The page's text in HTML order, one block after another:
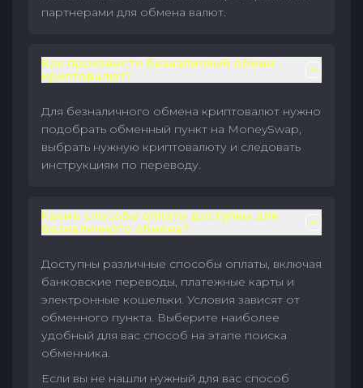
партнерами для обмена валют.
Как произвести безналичный обмен
криптовалют?
Для безналичного обмена криптовалют нужно
подобрать обменный пункт на MoneySwap,
выбрать нужную криптовалюту и следовать
инструкциям по переводу.
Какие способы оплаты доступны для
безналичного обмена?
Доступны различные способы оплаты, включая
банковские переводы, платежные карты и
электронные кошельки. Условия зависят от
обменного пункта. Выберите наиболее
удобный для вас способ на этапе поиска
обменника.
Если вы не нашли нужный для вас способ